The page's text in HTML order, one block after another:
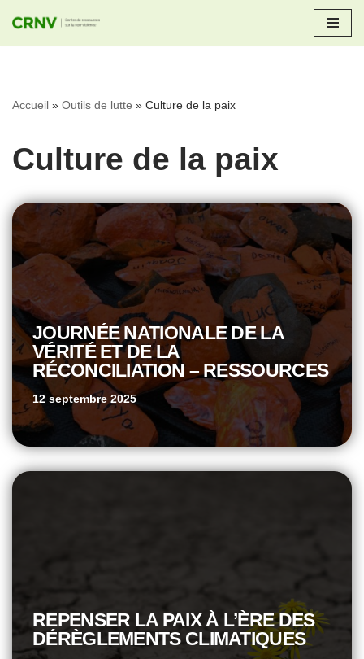
Aller
Accueil » Outils de lutte » Culture de la paix
Culture de la paix
JOURNÉE NATIONALE DE LA
VÉRITÉ ET DE LA
RÉCONCILIATION – RESSOURCES
12 septembre 2025
REPENSER LA PAIX À L’ÈRE DES
DÉRÈGLEMENTS CLIMATIQUES